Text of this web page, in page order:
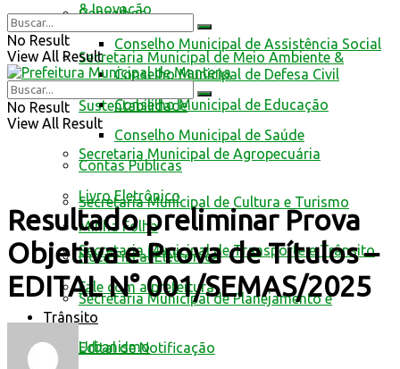
Conselhos
Conselho Municipal de Assistência Social
Conselho Municipal de Defesa Civil
Conselho Municipal de Educação
Conselho Municipal de Saúde
Contas Públicas
Livro Eletrônico
Minha Folha
Nota Fiscal Eletrônica
Fale com a prefeitura
Trânsito
Edital de Notificação
& Inovação
Secretaria Municipal de Meio Ambiente &
Sustentabilidade
Secretaria Municipal de Agropecuária
Secretaria Municipal de Cultura e Turismo
Secretaria Municipal de Transporte e Trânsito
Secretaria Municipal de Planejamento e
Urbanismo
No Result
View All Result
No Result
View All Result
Resultado preliminar Prova
Objetiva e Prova de Títulos –
EDITAL N° 001/SEMAS/2025